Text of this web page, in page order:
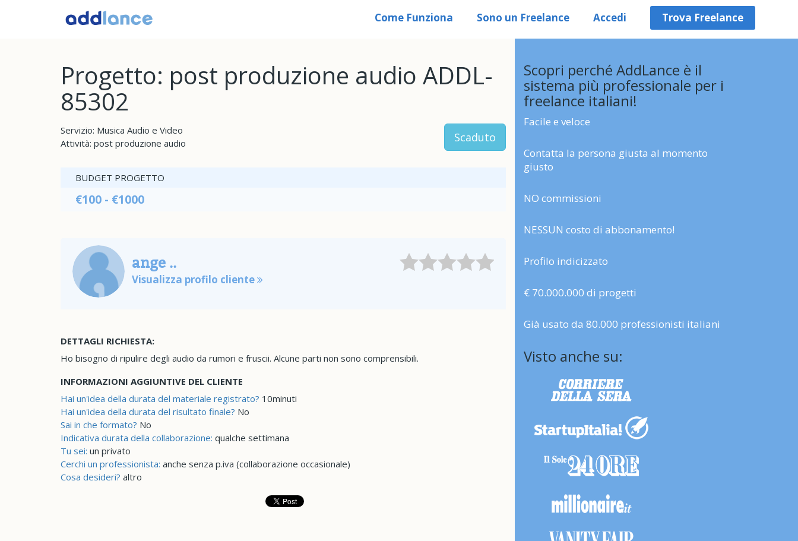
Come Funziona Sono un Freelance Accedi Trova Freelance
Progetto: post produzione audio ADDL-
85302
Servizio: Musica Audio e Video
Attività: post produzione audio
Scaduto
BUDGET PROGETTO
€100 - €1000
ange ..
Visualizza profilo cliente
DETTAGLI RICHIESTA:
Ho bisogno di ripulire degli audio da rumori e fruscii. Alcune parti non sono comprensibili.
INFORMAZIONI AGGIUNTIVE DEL CLIENTE
Hai un'idea della durata del materiale registrato? 10minuti
Hai un'idea della durata del risultato finale? No
Sai in che formato? No
Indicativa durata della collaborazione: qualche settimana
Tu sei: un privato
Cerchi un professionista: anche senza p.iva (collaborazione occasionale)
Cosa desideri? altro
Scopri perché AddLance è il
sistema più professionale per i
freelance italiani!
Facile e veloce
Contatta la persona giusta al momento
giusto
NO commissioni
NESSUN costo di abbonamento!
Profilo indicizzato
€ 70.000.000 di progetti
Già usato da 80.000 professionisti italiani
Visto anche su: